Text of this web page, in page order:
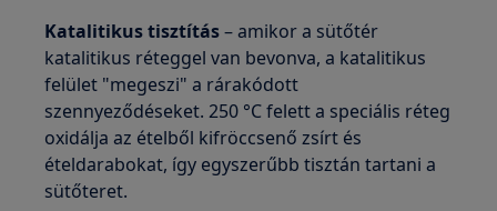
Katalitikus tisztítás– amikor a sütőtér
katalitikus réteggel van bevonva, a katalitikus
felület "megeszi" a rárakódott
szennyeződéseket. 250 °C felett a speciális réteg
oxidálja az ételből kifröccsenő zsírt és
ételdarabokat, így egyszerűbb tisztán tartani a
sütőteret.